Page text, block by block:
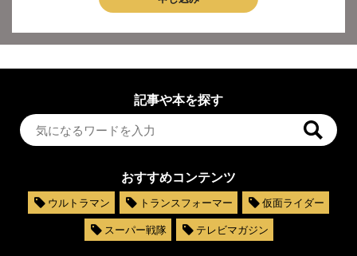
記事や本を探す
おすすめコンテンツ
ウルトラマン トランスフォーマー
仮面ライダー
スーパー戦隊
テレビマガジン